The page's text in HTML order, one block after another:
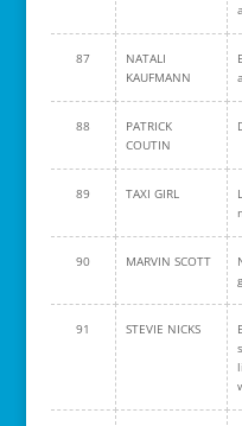
87
NATALI
KAUFMANN
88
PATRICK
COUTIN
89 TAXI GIRL
90 MARVIN SCOTT
91 STEVIE NICKS